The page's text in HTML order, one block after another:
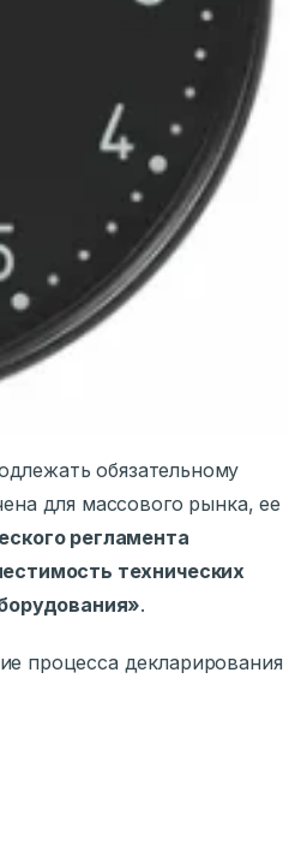
обязательному
для массового рынка, ее
регламента
технических
.
процесса декларирования